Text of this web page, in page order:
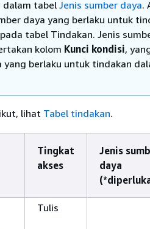
dalam tabel Jenis sumber daya.
daya yang berlaku untuk
pada tabel Tindakan. Jenis
kolom Kunci kondisi,
yang berlaku untuk tindakan
lihat Tabel tindakan.
Tingkat
akses
Jenis
daya
Tulis